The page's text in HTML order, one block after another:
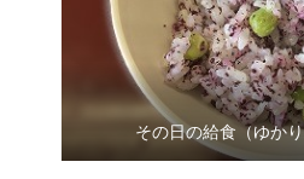
その日の給食（ゆか